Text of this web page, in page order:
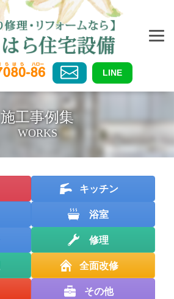
LINE
施工事例集
WORKS
キッチン
浴室
修理
全面改修
その他